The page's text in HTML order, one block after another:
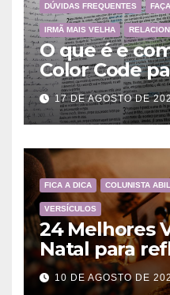
DÚVIDAS FREQUENTES
IRMÃ MAIS VELHA
O que é e
Color Code
Bíblia?
17 DE AGOSTO DE
FICA A DICA COLUNISTA
VERSÍCULOS
24 Melhores
Natal para
Nascimento
10 DE AGOSTO DE